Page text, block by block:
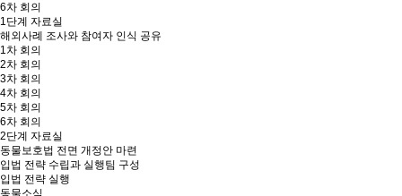
6차 회의
1단계 자료실
해외사례 조사와 참여자 인식 공유
1차 회의
2차 회의
3차 회의
4차 회의
5차 회의
6차 회의
2단계 자료실
동물보호법 전면 개정안 마련
입법 전략 수립과 실행팀 구성
입법 전략 실행
동물소식